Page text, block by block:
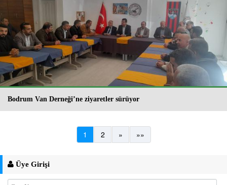
Bodrum Van Derneği’ne ziyaretler sürüyor
1 2 » »»
Üye Girişi